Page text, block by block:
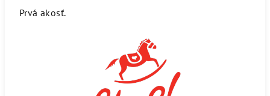
Prvá akosť.